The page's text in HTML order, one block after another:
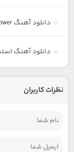
دانلود آهنگ snow flower کیم تهیونگ
دانلود آهنگ
نظرات کاربران